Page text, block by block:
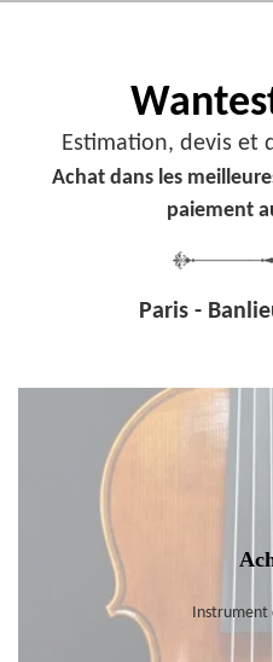
Estimation, devis et
Achat dans les
paiement
Paris -
Instrument